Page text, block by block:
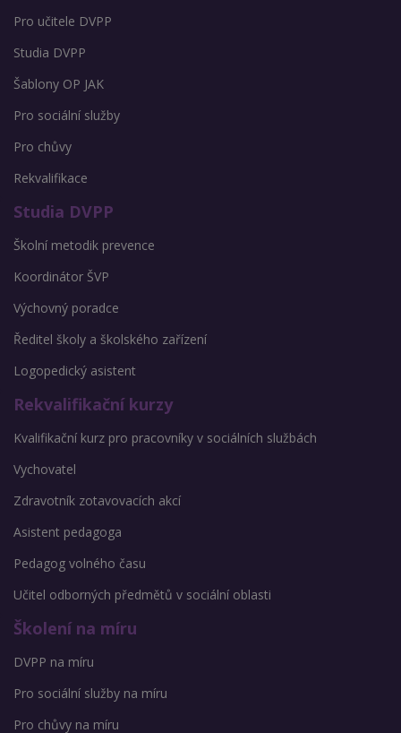
Pro učitele DVPP
Studia DVPP
Šablony OP JAK
Pro sociální služby
Pro chůvy
Rekvalifikace
Studia DVPP
Školní metodik prevence
Koordinátor ŠVP
Výchovný poradce
Ředitel školy a školského zařízení
Logopedický asistent
Rekvalifikační kurzy
Kvalifikační kurz pro pracovníky v sociálních službách
Vychovatel
Zdravotník zotavovacích akcí
Asistent pedagoga
Pedagog volného času
Učitel odborných předmětů v sociální oblasti
Školení na míru
DVPP na míru
Pro sociální služby na míru
Pro chůvy na míru